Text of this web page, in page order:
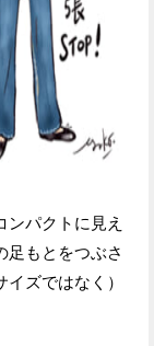
ンパクトに見え
足もとをつぶさ
ズではなく）